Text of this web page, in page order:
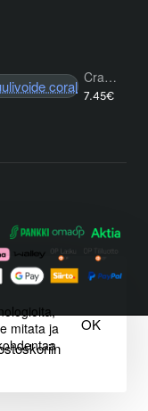
mitata ja
OK
Crazy rumors Hibiskiss sävyttävä huulivoide coral
7.45€